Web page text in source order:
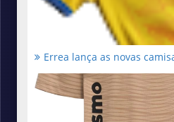
Errea lança as novas